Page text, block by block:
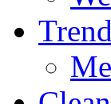
Trend